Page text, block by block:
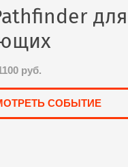
для
руб.
СОБЫТИЕ